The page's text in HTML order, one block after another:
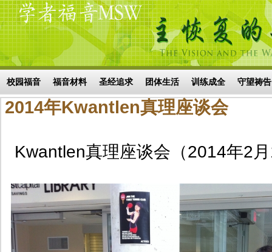
Skip to main content
搜索表单
校园福音 福音材料 圣经追求 团体生活 训练成全 守望祷告
2014年Kwantlen真理座谈会
Kwantlen真理座谈会（2014年2